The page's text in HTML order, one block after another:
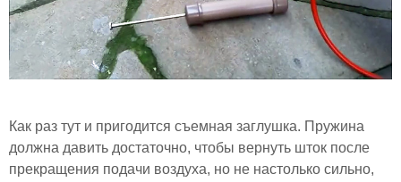
Как раз тут и пригодится съемная заглушка. Пружина
должна давить достаточно, чтобы вернуть шток после
прекращения подачи воздуха, но не настолько сильно,